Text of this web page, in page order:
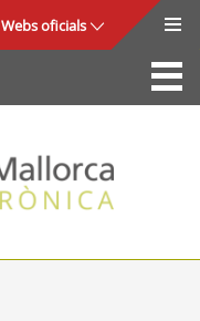
Webs oficials
La Seu
Consell de Mallorca
Accés i seguretat
Utilitats